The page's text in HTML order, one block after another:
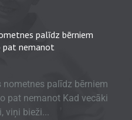
palīdz bērniem
pat nemanot
nometnes palīdz bērniem
pat nemanot Kad vecāki
viņi bieži...